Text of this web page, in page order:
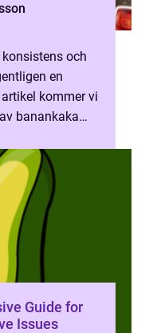
och
en
kommer vi
banankaka
Guide for
Issues